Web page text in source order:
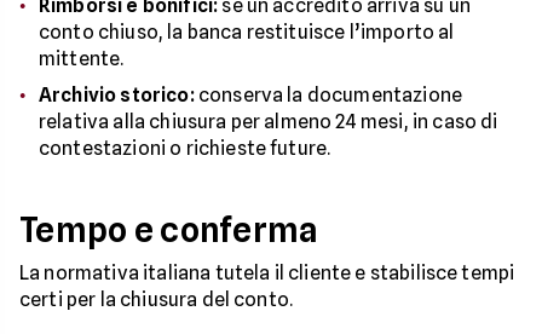
Rimborsi e bonifici: se un accredito arriva su un
conto chiuso, la banca restituisce l’importo al
mittente.
Archivio storico:conserva la documentazione
relativa alla chiusura per almeno 24 mesi, in caso di
contestazioni o richieste future.
Tempo e conferma
La normativa italiana tutela il cliente e stabilisce tempi
certi per la chiusura del conto.